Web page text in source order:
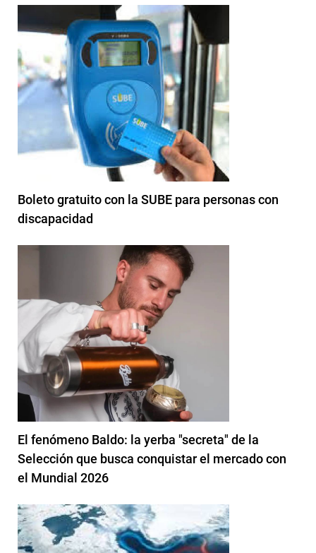
Boleto gratuito con la SUBE para personas con
discapacidad
El fenómeno Baldo: la yerba "secreta" de la
Selección que busca conquistar el mercado con
el Mundial 2026